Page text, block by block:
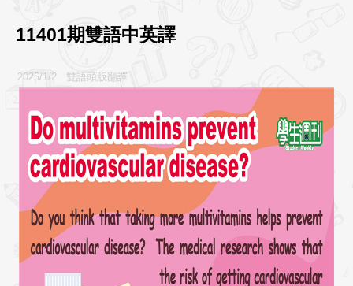
11401期雙語中英譯
2025/1/2 雙語頭版翻譯